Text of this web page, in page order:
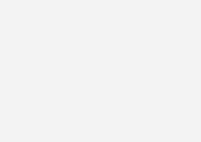
erklärt dazu
Markets & IT bei
und